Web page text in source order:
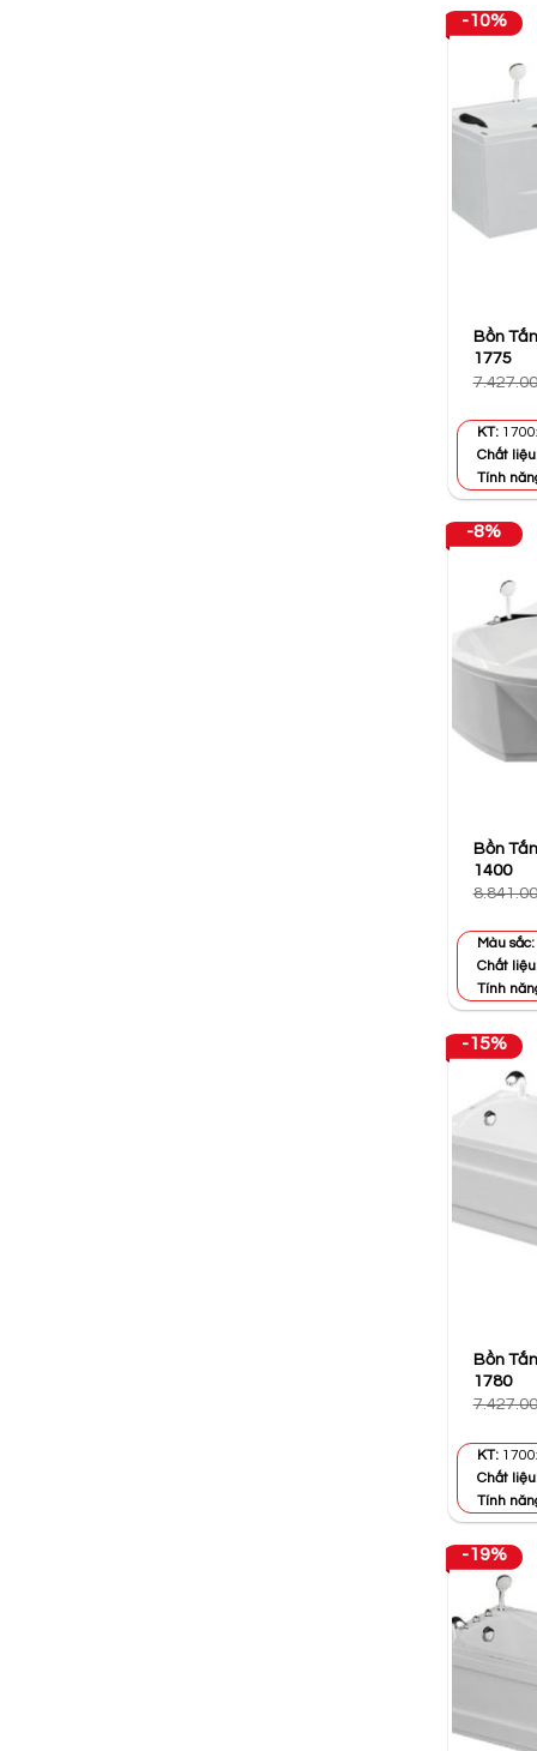
-10%
Bồn
1775
KT:
Chất
Tính
-8%
Bồn
1400
Màu sắc:
Chất
Tính
-15%
Bồn
1780
KT:
Chất
Tính
-19%